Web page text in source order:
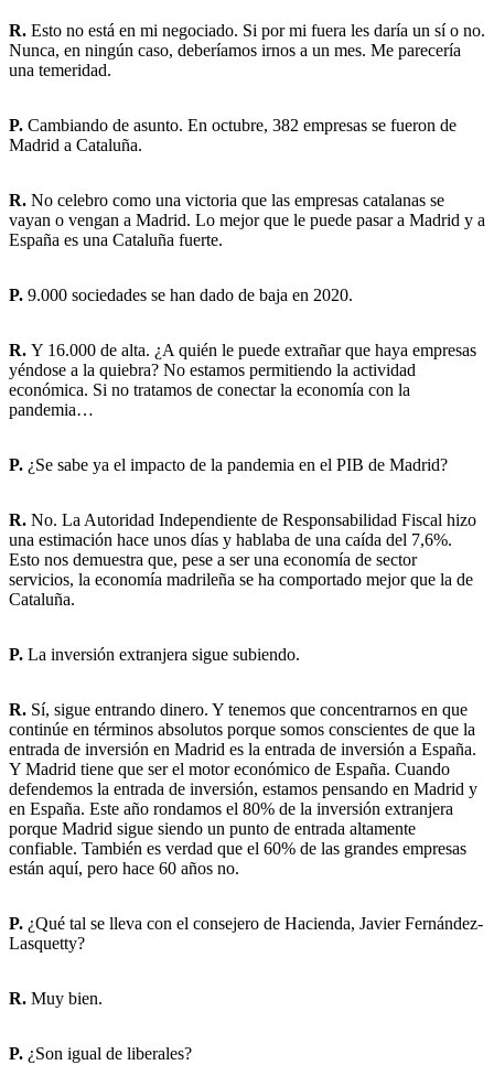
R. Esto no está en mi negociado. Si por mi fuera les daría un sí o no.
Nunca, en ningún caso, deberíamos irnos a un mes. Me parecería
una temeridad.
P. Cambiando de asunto. En octubre, 382 empresas se fueron de
Madrid a Cataluña.
R. No celebro como una victoria que las empresas catalanas se
vayan o vengan a Madrid. Lo mejor que le puede pasar a Madrid y a
España es una Cataluña fuerte.
P. 9.000 sociedades se han dado de baja en 2020.
R. Y 16.000 de alta. ¿A quién le puede extrañar que haya empresas
yéndose a la quiebra? No estamos permitiendo la actividad
económica. Si no tratamos de conectar la economía con la
pandemia…
P. ¿Se sabe ya el impacto de la pandemia en el PIB de Madrid?
R. No. La Autoridad Independiente de Responsabilidad Fiscal hizo
una estimación hace unos días y hablaba de una caída del 7,6%.
Esto nos demuestra que, pese a ser una economía de sector
servicios, la economía madrileña se ha comportado mejor que la de
Cataluña.
P. La inversión extranjera sigue subiendo.
R. Sí, sigue entrando dinero. Y tenemos que concentrarnos en que
continúe en términos absolutos porque somos conscientes de que la
entrada de inversión en Madrid es la entrada de inversión a España.
Y Madrid tiene que ser el motor económico de España. Cuando
defendemos la entrada de inversión, estamos pensando en Madrid y
en España. Este año rondamos el 80% de la inversión extranjera
porque Madrid sigue siendo un punto de entrada altamente
confiable. También es verdad que el 60% de las grandes empresas
están aquí, pero hace 60 años no.
P. ¿Qué tal se lleva con el consejero de Hacienda, Javier Fernández-
Lasquetty?
R. Muy bien.
P. ¿Son igual de liberales?